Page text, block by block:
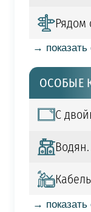
Рядом
→
ОСОБЫЕ
С
→